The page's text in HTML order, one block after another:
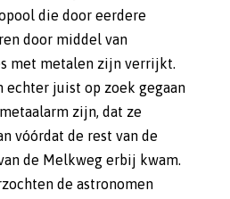
die door eerdere
door middel van
met metalen zijn verrijkt.
echter juist op zoek gegaan
zijn, dat ze
vóórdat de rest van de
de Melkweg erbij kwam.
de astronomen